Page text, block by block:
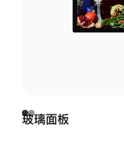
玻璃面板